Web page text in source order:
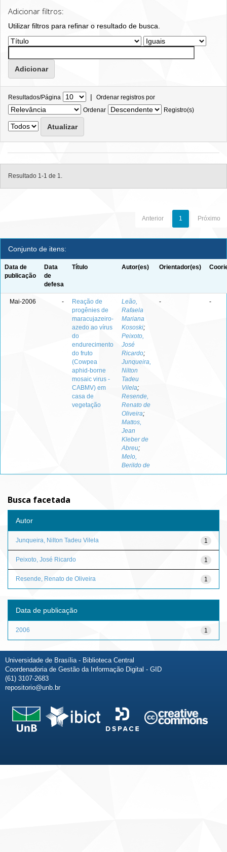
Adicionar filtros:
Utilizar filtros para refinar o resultado de busca.
Resultados/Página | Ordenar registros por
Ordenar
Registro(s)
Resultado 1-1 de 1.
Anterior 1 Próximo
Conjunto de itens:
Data de
publicação
Data
de
defesa
Título Autor(es) Orientador(es)
Mai-2006 -
Reação de
progênies de
maracujazeiro-
azedo ao vírus
do
endurecimento
do fruto
(Cowpea
aphid-borne
mosaic virus -
CABMV) em
casa de
vegetação
Leão,
Rafaela
Mariana
Kososki;
Peixoto,
José
Ricardo;
Junqueira,
Nilton
Tadeu
Vilela;
Resende,
Renato de
Oliveira;
Mattos,
Jean
Kleber de
Abreu;
Melo,
Berildo de
- -
Busca facetada
Autor
1
Junqueira, Nilton Tadeu Vilela
1
Peixoto, José Ricardo
1
Resende, Renato de Oliveira
Data de publicação
1
2006
Universidade de Brasília - Biblioteca Central
Coordenadoria de Gestão da Informação Digital - GID
(61) 3107-2683
repositorio@unb.br